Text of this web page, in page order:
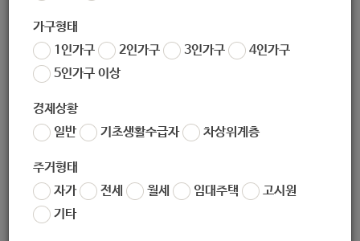
가구형태
1인가구
2인가구 3인가구
4인가구
5인가구 이상
경제상황
일반
기초생활수급자 차상위계층
주거형태
자가
전세 월세 임대주택
고시원
기타
운영과 관련하여 기간제근로자를 다음과 같이 공개모집 하오
니 적극적이고 유능한 분들의 많은 참여 바랍니다.
1. 채용 분야 및 선발 예정 인원
채용 분
야
채용 직
인원 담당 업무